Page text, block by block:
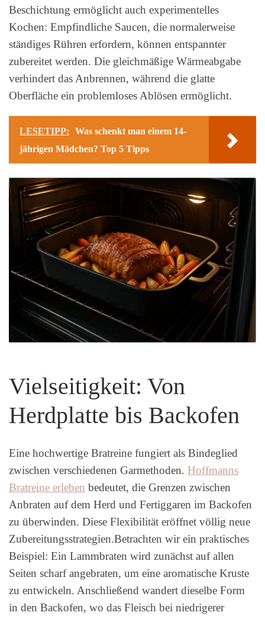
Beschichtung ermöglicht auch experimentelles
Kochen: Empfindliche Saucen, die normalerweise
ständiges Rühren erfordern, können entspannter
zubereitet werden. Die gleichmäßige Wärmeabgabe
verhindert das Anbrennen, während die glatte
Oberfläche ein problemloses Ablösen ermöglicht.
LESETIPP:
Was schenkt man einem 14-
jährigen Mädchen? Top 5 Tipps
Vielseitigkeit: Von
Herdplatte bis Backofen
Eine hochwertige Bratreine fungiert als Bindeglied
zwischen verschiedenen Garmethoden. Hoffmanns
Bratreine erleben bedeutet, die Grenzen zwischen
Anbraten auf dem Herd und Fertiggaren im Backofen
zu überwinden. Diese Flexibilität eröffnet völlig neue
Zubereitungsstrategien.Betrachten wir ein praktisches
Beispiel: Ein Lammbraten wird zunächst auf allen
Seiten scharf angebraten, um eine aromatische Kruste
zu entwickeln. Anschließend wandert dieselbe Form
in den Backofen, wo das Fleisch bei niedrigerer